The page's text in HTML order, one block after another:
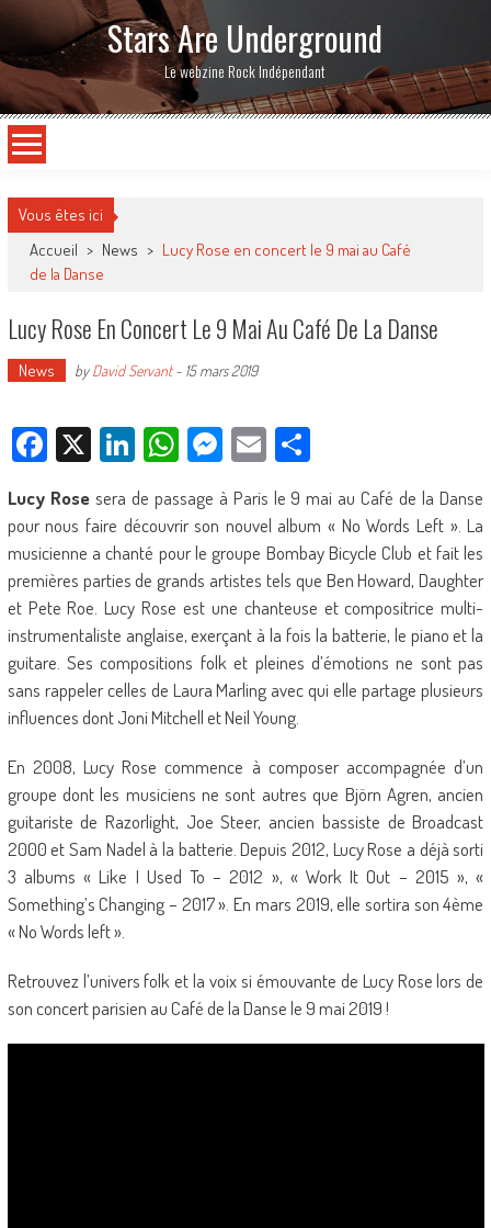
Stars Are Underground
Le webzine Rock Indépendant
Vous êtes ici
Accueil > News > Lucy Rose en concert le 9 mai au Café
de la Danse
Lucy Rose En Concert Le 9 Mai Au Café De La Danse
News byDavid Servant- 15 mars 2019
Facebook
X LinkedIn
WhatsApp
Messenger
EmailPartager
Lucy Rosesera de passage à Paris le 9 mai au Café de la Danse
pour nous faire découvrir son nouvel album « No Words Left ». La
musicienne a chanté pour le groupe Bombay Bicycle Club et fait les
premières parties de grands artistes tels que Ben Howard, Daughter
et Pete Roe. Lucy Rose est une chanteuse et compositrice multi-
instrumentaliste anglaise, exerçant à la fois la batterie, le piano et la
guitare. Ses compositions folk et pleines d’émotions ne sont pas
sans rappeler celles de Laura Marling avec qui elle partage plusieurs
influences dont Joni Mitchell et Neil Young.
En 2008, Lucy Rose commence à composer accompagnée d’un
groupe dont les musiciens ne sont autres que Björn Agren, ancien
guitariste de Razorlight, Joe Steer, ancien bassiste de Broadcast
2000 et Sam Nadel à la batterie. Depuis 2012, Lucy Rose a déjà sorti
3 albums « Like I Used To – 2012 », « Work It Out – 2015 », «
Something’s Changing – 2017 ». En mars 2019, elle sortira son 4ème
« No Words left ».
Retrouvez l’univers folk et la voix si émouvante de Lucy Rose lors de
son concert parisien au Café de la Danse le 9 mai 2019 !